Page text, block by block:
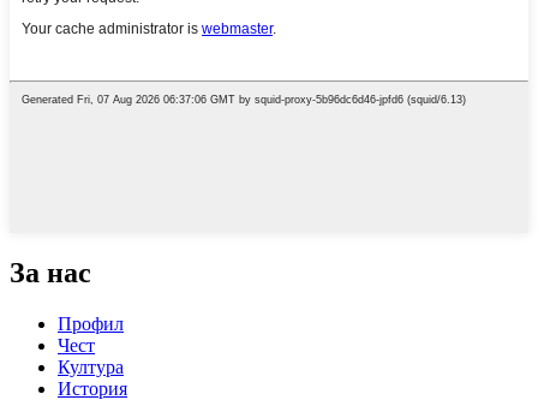
За нас
Профил
Чест
Култура
История